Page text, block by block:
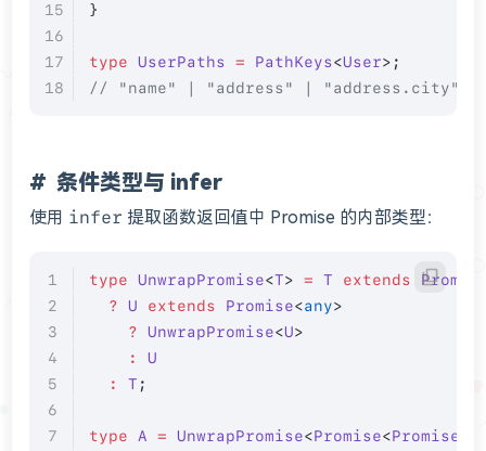
}
type UserPaths = PathKeys<User>;
// "name" | "address" | "address.city" |
条件类型与 infer
使用 infer 提取函数返回值中 Promise 的内部类型：
type UnwrapPromise<T> = T extends
  ?
U extends Promise<any>
    ?
UnwrapPromise<U>
    :
U
  :
T ;
type A = UnwrapPromise<Promise<Promise